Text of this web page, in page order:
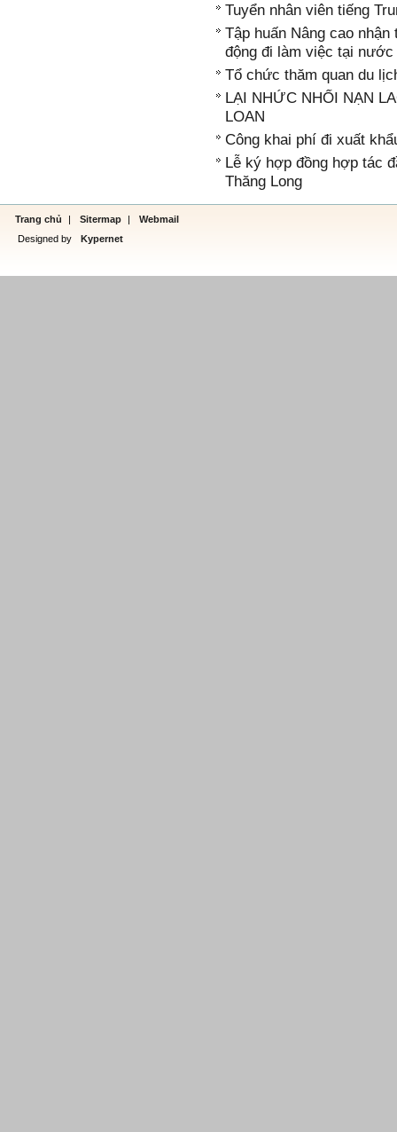
Tuyển nhân viên tiếng
Tập huấn Nâng cao
động đi làm việc tại nước
Tổ chức thăm quan du
LẠI NHỨC NHỐI NẠN
LOAN
Công khai phí đi xuất
Lễ ký hợp đồng hợp tác
Thăng Long
Trang chủ | Sitermap |
Webmail
Designed by
Kypernet